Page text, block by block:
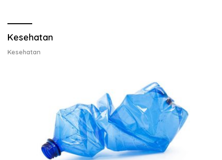
Kesehatan
Kesehatan